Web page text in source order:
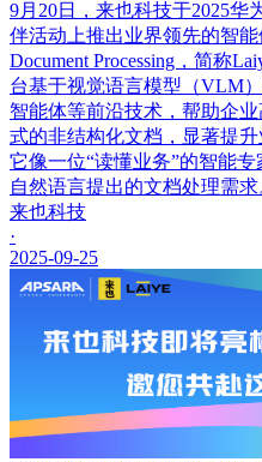
9月20日，来也科技于2025
伴活动上推出业界领先的智
Document Processing，简称
台基于视觉语言模型（VLM
智能体等前沿技术，帮助企
式的非结构化文档，显著提
它像一位“读懂业务”的智能
自然语言提出的文档处理需求
来也科技
·
2025-09-25